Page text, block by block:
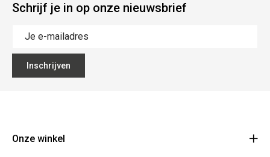
Schrijf je in op onze nieuwsbrief
Inschrijven
Onze winkel